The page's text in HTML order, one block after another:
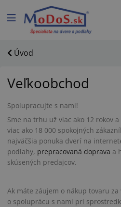
Úvod
Veľkoobchod
Spolupracujte s nami!
Sme na trhu už viac ako 12 rokov
viac ako 18 000 spokojných
najväčšia ponuka dverí na
podlahy, prepracovaná doprava a
skúsených predajcov.
Ak máte záujem o nákup tovaru
o spoluprácu s nami pri